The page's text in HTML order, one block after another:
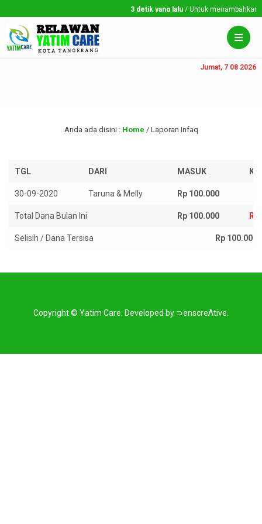
3 detik yang lalu/ Untuk menambahkan
Jumat, 7 08 2026
Anda ada disini : Home / Laporan Infaq
TGL DARI MASUK
30-09-2020 Taruna & Melly Rp 100.000
Total Dana Bulan Ini Rp 100.000 Rp
Selisih / Dana Tersisa Rp 100.000
Copyright © Yatim Care Developed by ⊃enscreΛtive